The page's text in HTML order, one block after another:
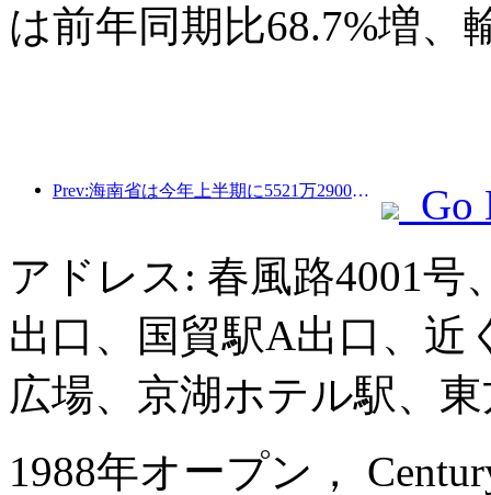
は前年同期比68.7%増、
Prev:海南省は今年上半期に5521万2900人の観光客を受け入れた
Go
アドレス: 春風路4001号
出口、国貿駅A出口、近
広場、京湖ホテル駅、
1988年オープン，